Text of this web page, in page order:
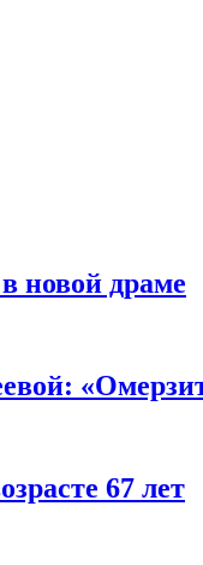
новой драме
67 лет